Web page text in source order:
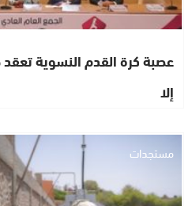
عصبة كرة القدم النسوية
إلا
مستجدات